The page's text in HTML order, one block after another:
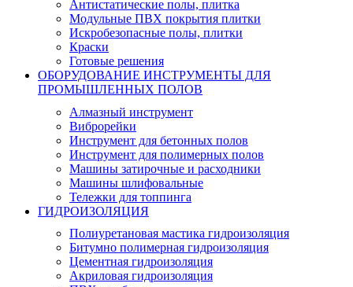
Антистатические полы, плитка
Модульные ПВХ покрытия плитки
Искробезопасные полы, плитки
Краски
Готовые решения
ОБОРУДОВАНИЕ ИНСТРУМЕНТЫ ДЛЯ
ПРОМЫШЛЕННЫХ ПОЛОВ
Алмазный инструмент
Виброрейки
Инструмент для бетонных полов
Инструмент для полимерных полов
Машины затирочные и расходники
Машины шлифовальные
Тележки для топпинга
ГИДРОИЗОЛЯЦИЯ
Полиуретановая мастика гидроизоляция
Битумно полимерная гидроизоляция
Цементная гидроизоляция
Акриловая гидроизоляция